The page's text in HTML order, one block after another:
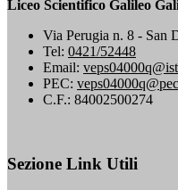
Liceo Scientifico Galileo
Via Perugia n. 8 - San
Tel: 0421/52448
Email:
PEC:
C.F.: 84002500274
Sezione Link Utili